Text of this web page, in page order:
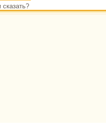
сказать?